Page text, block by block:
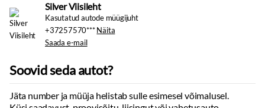
Silver Viisileht
Kasutatud autode müügijuht
+37257570***Näita
Saada e-mail
Soovid seda autot?
Jäta number ja müüja helistab sulle esimesel võimalusel.